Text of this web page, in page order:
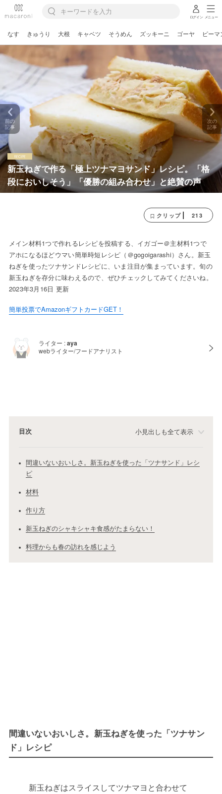
ログイン メニュー
なす きゅうり 大根 キャベツ そうめん ズッキーニ ゴーヤ ピーマ
新玉ねぎで作る「極上ツナマヨサンド」レシピ。「格
段においしそう」「優勝の組み合わせ」と絶賛の声
前の
記事
次の
記事
クリップ 213
メイン材料1つで作れるレシピを投稿する、イガゴー＠主材料1つで
アホになるほどウマい簡単時短レシピ（＠gogoigarashi）さん。新玉
ねぎを使ったツナサンドレシピに、いま注目が集まっています。旬の
新玉ねぎを存分に味わえるので、ぜひチェックしてみてくださいね。
2023年3月16日 更新
簡単投票でAmazonギフトカードGET！
ライター :aya
webライター/フードアナリスト
目次 小見出しも全て表示
間違いないおいしさ。新玉ねぎを使った「ツナサンド」レシ
ピ
材料
作り方
新玉ねぎのシャキシャキ食感がたまらない！
料理からも春の訪れを感じよう
間違いないおいしさ。新玉ねぎを使った「ツナサン
ド」レシピ
新玉ねぎはスライスしてツナマヨと合わせて